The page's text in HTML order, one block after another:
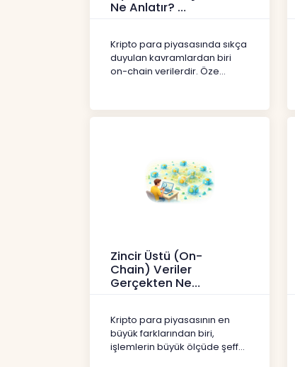
Ne Anlatır?
Kripto para piyasasında sıkça
duyulan kavramlardan biri
on-chain verilerdir. Öze...
Zincir Üstü (On-
Chain) Veriler
Gerçekten Ne
Kripto para piyasasının en
büyük farklarından biri,
işlemlerin büyük ölçüde şeff...